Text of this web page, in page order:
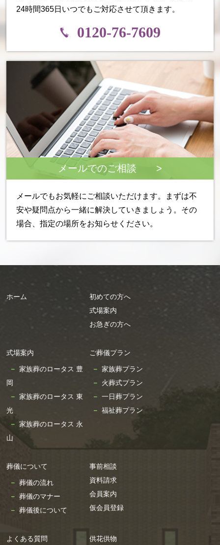
24時間365日いつでもご対応させて頂きます。
0120-76-7609
メールでのご相談 >
メールでもお気軽にご相談いただけます。まずは不
安や疑問点から一緒に解決していきましょう。その
場合、指定の場所をお知らせください。
ホーム
初めての方へ
式場案内
お急ぎの方へ
式場案内
家族葬のロータス 豊
岡
家族葬のロータス 東
光
家族葬のロータス 永
山
ご葬儀プラン
家族葬プラン
火葬式プラン
一日葬プラン
福祉葬プラン
葬儀について
葬儀の流れ
葬儀のマナー
葬儀後について
事前相談
資料請求
会員案内
仮会員登録
よくある質問 供花供物